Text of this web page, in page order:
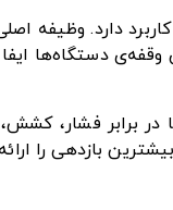
دارد. وظیفه
دستگاه‌ها
در برابر فشار،
بازدهی را